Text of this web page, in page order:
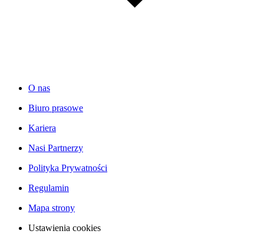
O nas
Biuro prasowe
Kariera
Nasi Partnerzy
Polityka Prywatności
Regulamin
Mapa strony
Ustawienia cookies